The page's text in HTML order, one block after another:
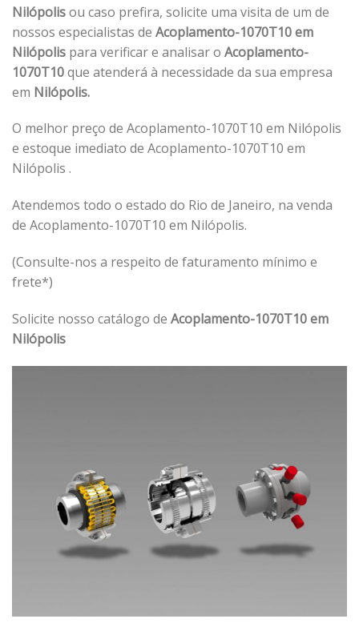
Nilópolisou caso prefira, solicite uma visita de um de
nossos especialistas de Acoplamento-1070T10 em
Nilópolis para verificar e analisar o Acoplamento-
1070T10que atenderá à necessidade da sua empresa
em Nilópolis.
O melhor preço de Acoplamento-1070T10 em Nilópolis
e estoque imediato de Acoplamento-1070T10 em
Nilópolis .
Atendemos todo o estado do Rio de Janeiro, na venda
de Acoplamento-1070T10 em Nilópolis.
(Consulte-nos a respeito de faturamento mínimo e
frete*)
Solicite nosso catálogo de Acoplamento-1070T10 em
Nilópolis